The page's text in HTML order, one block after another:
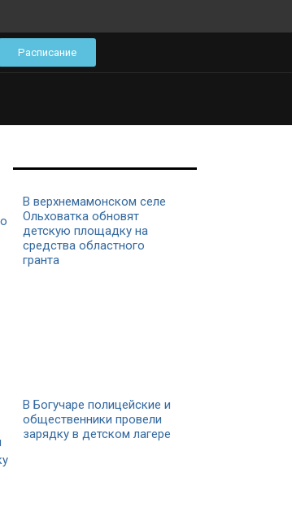
Расписание
В верхнемамонском селе
Ольховатка обновят
детскую площадку на
средства областного
гранта
В Богучаре полицейские и
общественники провели
зарядку в детском лагере